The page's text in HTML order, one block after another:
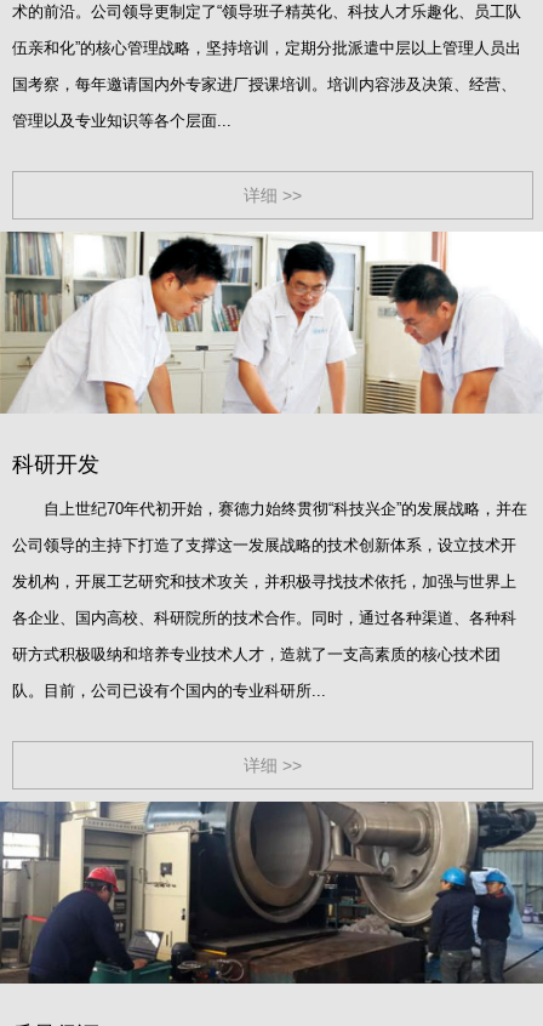
术的前沿。公司领导更制定了“领导班子精英化、科技人才乐趣化、员工队
伍亲和化”的核心管理战略，坚持培训，定期分批派遣中层以上管理人员出
国考察，每年邀请国内外专家进厂授课培训。培训内容涉及决策、经营、
管理以及专业知识等各个层面...
详细 >>
科研开发
自上世纪70年代初开始，赛德力始终贯彻“科技兴企”的发展战略，并在
公司领导的主持下打造了支撑这一发展战略的技术创新体系，设立技术开
发机构，开展工艺研究和技术攻关，并积极寻找技术依托，加强与世界上
各企业、国内高校、科研院所的技术合作。同时，通过各种渠道、各种科
研方式积极吸纳和培养专业技术人才，造就了一支高素质的核心技术团
队。目前，公司已设有个国内的专业科研所...
详细 >>